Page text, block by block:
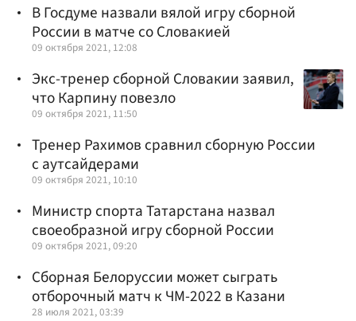
В Госдуме назвали вялой игру сборной
России в матче со Словакией
09 октября 2021, 12:08
Экс-тренер сборной Словакии заявил,
что Карпину повезло
09 октября 2021, 11:50
Тренер Рахимов сравнил сборную России
с аутсайдерами
09 октября 2021, 10:10
Министр спорта Татарстана назвал
своеобразной игру сборной России
09 октября 2021, 09:20
Сборная Белоруссии может сыграть
отборочный матч к ЧМ-2022 в Казани
28 июля 2021, 03:39